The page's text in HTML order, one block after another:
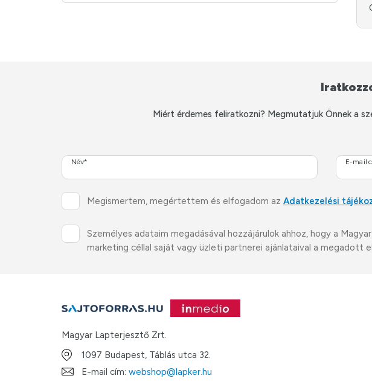
Miért érdemes feliratkozni? Megmutatjuk Önnek a
Név* E-mail
Megismertem, megértettem és elfogadom az Adatkezelési
Személyes adataim megadásával hozzájárulok ahhoz, hogy a
marketing céllal saját vagy üzleti partnerei ajánlataival a megadott
Magyar Lapterjesztő Zrt.
1097 Budapest, Táblás utca 32.
E-mail cím: webshop@lapker.hu